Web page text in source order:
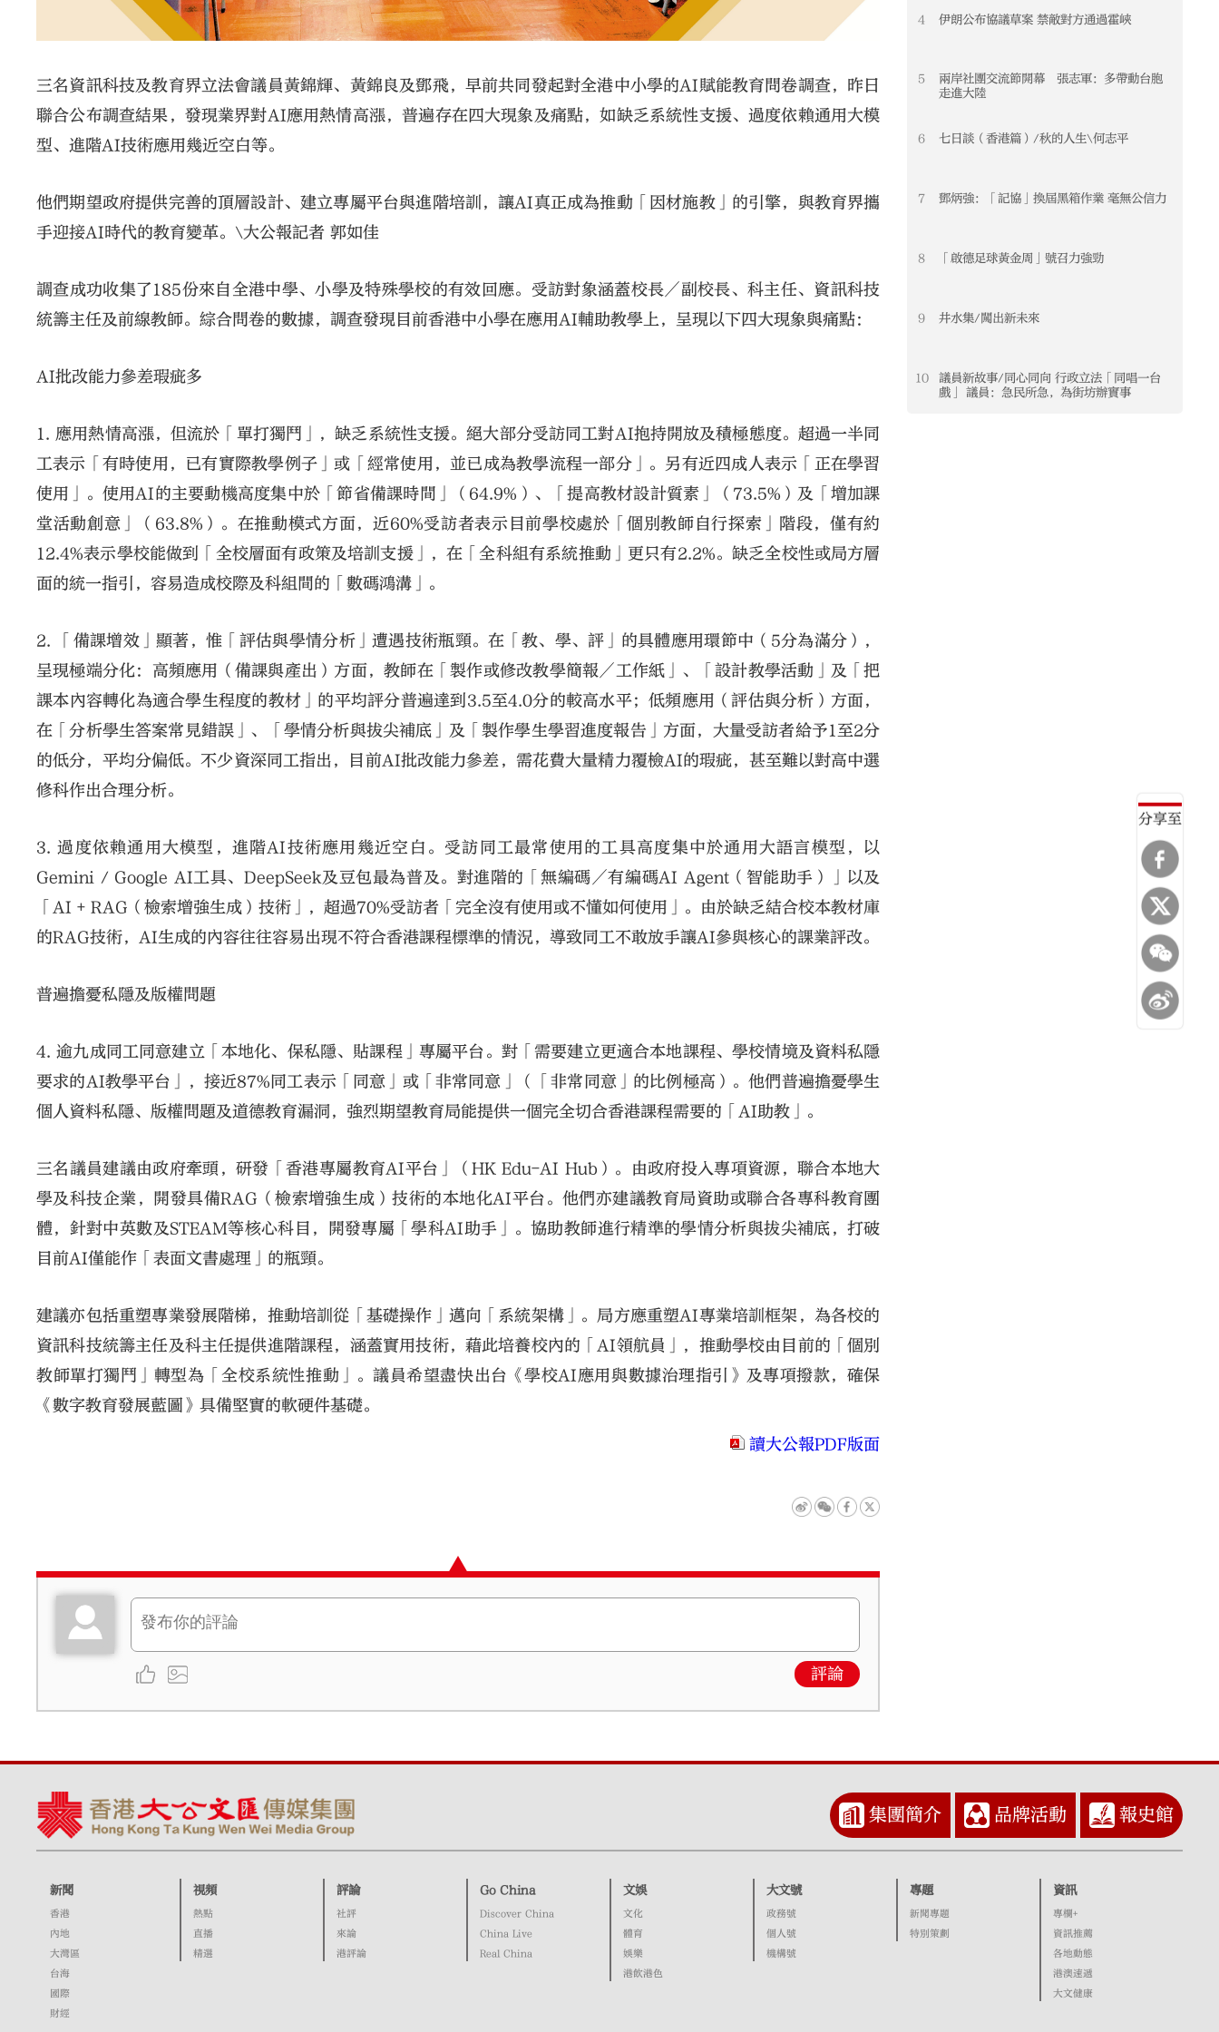
分享至
三名資訊科技及教育界立法會議員黃錦輝、黃錦良及鄧飛，早前共同發起對全港中小學的AI賦能教育問卷調查，昨日
聯合公布調查結果，發現業界對AI應用熱情高漲，普遍存在四大現象及痛點，如缺乏系統性支援、過度依賴通用大模
型、進階AI技術應用幾近空白等。
他們期望政府提供完善的頂層設計、建立專屬平台與進階培訓，讓AI真正成為推動「因材施教」的引擎，與教育界攜
手迎接AI時代的教育變革。\大公報記者 郭如佳
調查成功收集了185份來自全港中學、小學及特殊學校的有效回應。受訪對象涵蓋校長／副校長、科主任、資訊科技
統籌主任及前線教師。綜合問卷的數據，調查發現目前香港中小學在應用AI輔助教學上，呈現以下四大現象與痛點：
AI批改能力參差瑕疵多
1. 應用熱情高漲，但流於「單打獨鬥」，缺乏系統性支援。絕大部分受訪同工對AI抱持開放及積極態度。超過一半同
工表示「有時使用，已有實際教學例子」或「經常使用，並已成為教學流程一部分」。另有近四成人表示「正在學習
使用」。使用AI的主要動機高度集中於「節省備課時間」（64.9%）、「提高教材設計質素」（73.5%）及「增加課
堂活動創意」（63.8%）。在推動模式方面，近60%受訪者表示目前學校處於「個別教師自行探索」階段，僅有約
12.4%表示學校能做到「全校層面有政策及培訓支援」，在「全科組有系統推動」更只有2.2%。缺乏全校性或局方層
面的統一指引，容易造成校際及科組間的「數碼鴻溝」。
2. 「備課增效」顯著，惟「評估與學情分析」遭遇技術瓶頸。在「教、學、評」的具體應用環節中（5分為滿分），
呈現極端分化：高頻應用（備課與產出）方面，教師在「製作或修改教學簡報／工作紙」、「設計教學活動」及「把
課本內容轉化為適合學生程度的教材」的平均評分普遍達到3.5至4.0分的較高水平；低頻應用（評估與分析）方面，
在「分析學生答案常見錯誤」、「學情分析與拔尖補底」及「製作學生學習進度報告」方面，大量受訪者給予1至2分
的低分，平均分偏低。不少資深同工指出，目前AI批改能力參差，需花費大量精力覆檢AI的瑕疵，甚至難以對高中選
修科作出合理分析。
3. 過度依賴通用大模型，進階AI技術應用幾近空白。受訪同工最常使用的工具高度集中於通用大語言模型，以
Gemini / Google AI工具、DeepSeek及豆包最為普及。對進階的「無編碼／有編碼AI Agent（智能助手）」以及
「AI + RAG（檢索增強生成）技術」，超過70%受訪者「完全沒有使用或不懂如何使用」。由於缺乏結合校本教材庫
的RAG技術，AI生成的內容往往容易出現不符合香港課程標準的情況，導致同工不敢放手讓AI參與核心的課業評改。
普遍擔憂私隱及版權問題
4. 逾九成同工同意建立「本地化、保私隱、貼課程」專屬平台。對「需要建立更適合本地課程、學校情境及資料私隱
要求的AI教學平台」，接近87%同工表示「同意」或「非常同意」（「非常同意」的比例極高）。他們普遍擔憂學生
個人資料私隱、版權問題及道德教育漏洞，強烈期望教育局能提供一個完全切合香港課程需要的「AI助教」。
三名議員建議由政府牽頭，研發「香港專屬教育AI平台」（HK Edu-AI Hub）。由政府投入專項資源，聯合本地大
學及科技企業，開發具備RAG（檢索增強生成）技術的本地化AI平台。他們亦建議教育局資助或聯合各專科教育團
體，針對中英數及STEAM等核心科目，開發專屬「學科AI助手」。協助教師進行精準的學情分析與拔尖補底，打破
目前AI僅能作「表面文書處理」的瓶頸。
建議亦包括重塑專業發展階梯，推動培訓從「基礎操作」邁向「系統架構」。局方應重塑AI專業培訓框架，為各校的
資訊科技統籌主任及科主任提供進階課程，涵蓋實用技術，藉此培養校內的「AI領航員」，推動學校由目前的「個別
教師單打獨鬥」轉型為「全校系統性推動」。議員希望盡快出台《學校AI應用與數據治理指引》及專項撥款，確保
《數字教育發展藍圖》具備堅實的軟硬件基礎。
讀大公報PDF版面
評論
4 伊朗公布協議草案 禁敵對方通過霍峽
5
兩岸社團交流節開幕 張志軍：多帶動台胞
走進大陸
6 七日談（香港篇）/秋的人生\何志平
7 鄧炳強：「記協」換屆黑箱作業 毫無公信力
8 「啟德足球黃金周」號召力強勁
9 井水集/闖出新未來
10
議員新故事/同心同向 行政立法「同唱一台
戲」 議員：急民所急，為街坊辦實事
集團簡介 品牌活動 報史館
新聞
香港
內地
大灣區
台海
國際
財經
視頻
熱點
直播
精選
評論
社評
來論
港評論
Go China
Discover China
China Live
Real China
文娛
文化
體育
娛樂
港飲港色
大文號
政務號
個人號
機構號
專題
新聞專題
特別策劃
資訊
專欄+
資訊推薦
各地動態
港澳速遞
大文健康